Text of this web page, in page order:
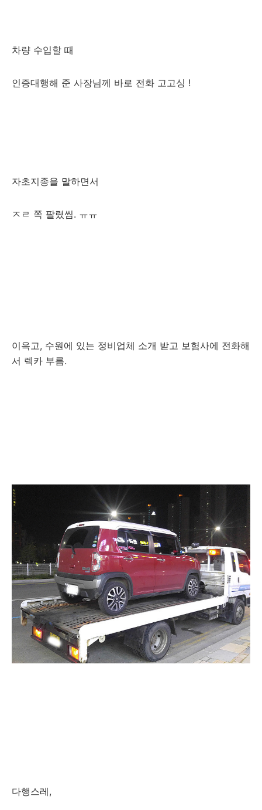
차량 수입할 때
인증대행해 준 사장님께 바로 전화 고고싱 !
자초지종을 말하면서
ㅈㄹ 쪽 팔렸씸. ㅠㅠ
이윽고, 수원에 있는 정비업체 소개 받고 보험사에 전화해
서 렉카 부름.
다행스레,